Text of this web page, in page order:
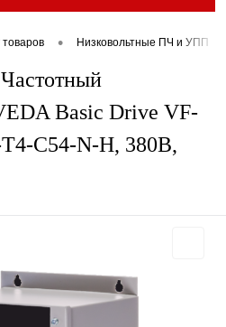
товаров • Низковольтные ПЧ и УПП
Basic Drive VF-
C54-N-H, 380В,